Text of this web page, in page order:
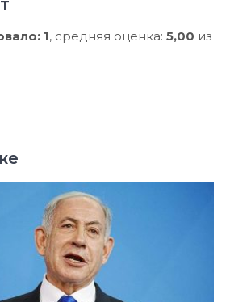
1, средняя оценка: 5,00 из